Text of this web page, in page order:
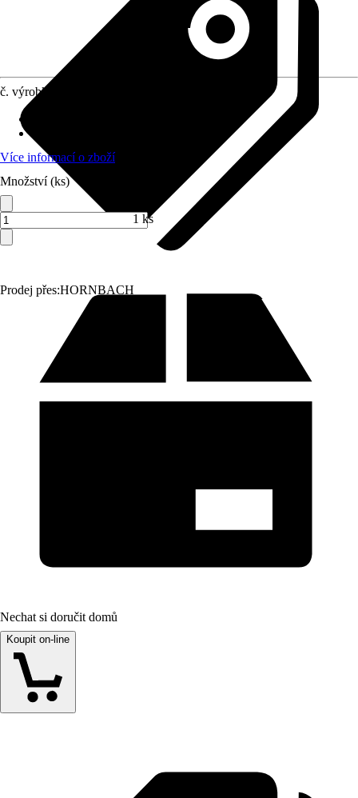
Prodej přes:HORNBACH
č. výrobku
Více informací o zboží
Množství (ks)
1 ks
Nechat si doručit domů
Koupit on-line